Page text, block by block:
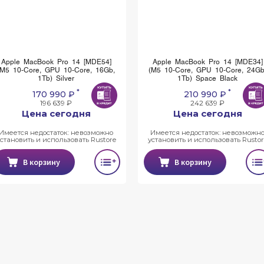
Apple MacBook Pro 14 [MDE54]
10-Core, GPU 10-Core, 16Gb,
1Tb) Silver
170 990 ₽ *
196 639 ₽
Цена сегодня
недостаток: невозможно
и использовать Rustore
В корзину
Apple MacBook Pro 14 [MDE34]
(M5 10-Core, GPU 10-Core,
1Tb) Space Black
210 990 ₽ *
242 639 ₽
Цена сегодня
Имеется недостаток:
установить и использовать
В корзину